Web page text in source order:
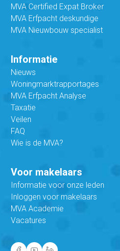
MVA Certified Expat Broker
MVA Erfpacht deskundige
MVA Nieuwbouw specialist
Informatie
Nieuws
Woningmarktrapportages
MVA Erfpacht Analyse
Taxatie
Veilen
FAQ
Wie is de MVA?
Voor makelaars
Informatie voor onze leden
Inloggen voor makelaars
MVA Academie
Vacatures